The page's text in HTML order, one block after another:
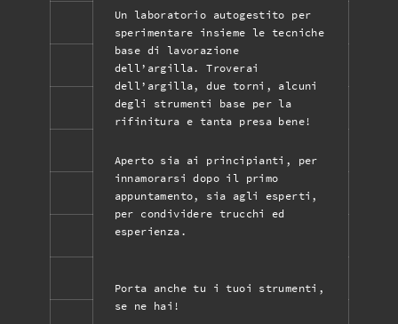
Un laboratorio autogestito per
sperimentare insieme le tecniche
base di lavorazione
dell’argilla. Troverai
dell’argilla, due torni, alcuni
degli strumenti base per la
rifinitura e tanta presa bene!
Aperto sia ai principianti, per
innamorarsi dopo il primo
appuntamento, sia agli esperti,
per condividere trucchi ed
esperienza.
Porta anche tu i tuoi strumenti,
se ne hai!